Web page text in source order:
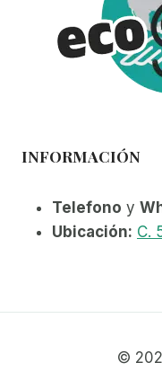
INFORMACIÓN
Telefono y
Ubicación: C.
©